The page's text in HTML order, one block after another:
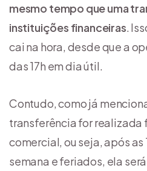
mesmo tempo que uma
instituições financeiras.
cai na hora, desde que a
das 17h em dia útil.
Contudo, como já
transferência for realizada
comercial, ou seja, após as
semana e feriados, ela